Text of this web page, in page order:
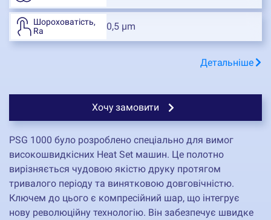
Шороховатість,
Ra
0,5 µm
Детальніше
Хочу замовити
PSG 1000 було розроблено спеціально для вимог
високошвидкісних Heat Set машин. Це полотно
вирізняється чудовою якістю друку протягом
тривалого періоду та винятковою довговічністю.
Ключем до цього є компресійний шар, що інтегрує
нову революційну технологію. Він забезпечує швидке